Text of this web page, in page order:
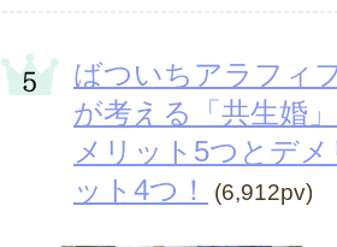
ばついちアラフィ
が考える「共生婚
メリット5つとデメ
ット4つ！
(6,912pv)